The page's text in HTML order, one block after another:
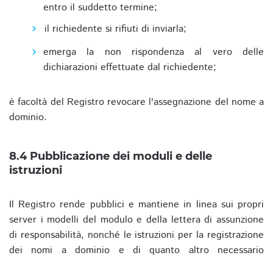
entro il suddetto termine;
il richiedente si rifiuti di inviarla;
emerga la non rispondenza al vero delle
dichiarazioni effettuate dal richiedente;
è facoltà del Registro revocare l'assegnazione del nome a
dominio.
8.4 Pubblicazione dei moduli e delle
istruzioni
Il Registro rende pubblici e mantiene in linea sui propri
server i modelli del modulo e della lettera di assunzione
di responsabilità, nonché le istruzioni per la registrazione
dei nomi a dominio e di quanto altro necessario